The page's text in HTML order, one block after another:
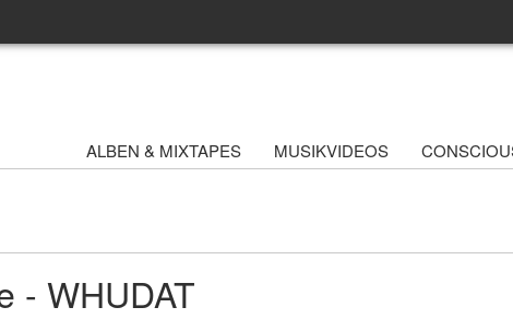
ALBEN & MIXTAPES MUSIKVIDEOS
- WHUDAT